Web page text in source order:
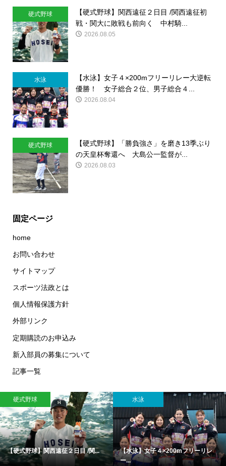
硬式野球
【硬式野球】関西遠征２日目 /関西遠征初
戦・関大に敗戦も前向く 中村騎...
2026.08.05
水泳
【水泳】女子４×200mフリーリレー大逆転
優勝！ 女子総合２位、男子総合４...
2026.08.04
硬式野球
【硬式野球】「勝負強さ」を磨き13季ぶり
の天皇杯奪還へ 大島公一監督が...
2026.08.03
固定ページ
home
お問い合わせ
サイトマップ
スポーツ法政とは
個人情報保護方針
外部リンク
定期購読のお申込み
新入部員の募集について
記事一覧
硬式野球
【硬式野球】関西遠征２日目 /関...
水泳
【水泳】女子４×200mフリーリレ
ー...